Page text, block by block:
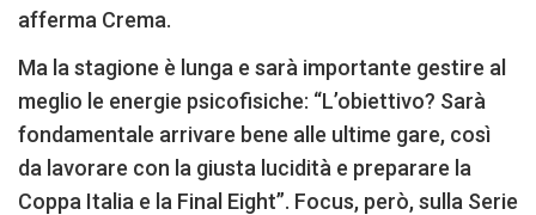
afferma Crema.
Ma la stagione è lunga e sarà importante gestire al
meglio le energie psicofisiche: “L’obiettivo? Sarà
fondamentale arrivare bene alle ultime gare, così
da lavorare con la giusta lucidità e preparare la
Coppa Italia e la Final Eight”. Focus, però, sulla Serie